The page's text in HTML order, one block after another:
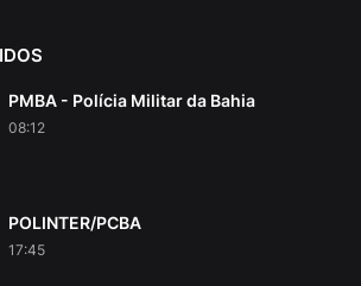
PMBA - Polícia Militar da Bahia
08:12
POLINTER/PCBA
17:45